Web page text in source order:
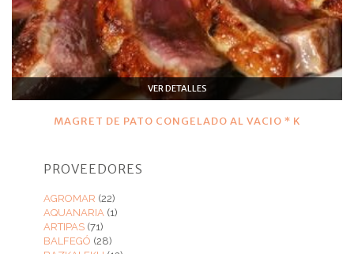
VER DETALLES
MAGRET DE PATO CONGELADO AL VACIO * K
PROVEEDORES
AGROMAR (22)
AQUANARIA (1)
ARTIPAS (71)
BALFEGÓ (28)